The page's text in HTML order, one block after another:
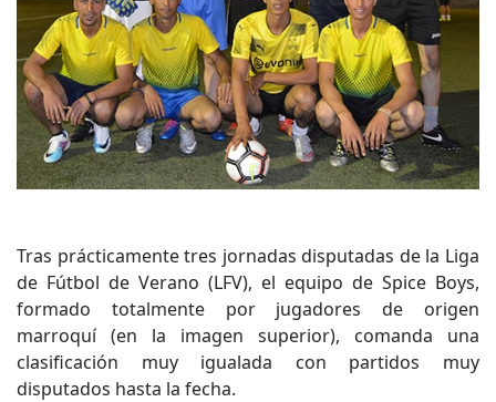
Tras prácticamente tres jornadas disputadas de la Liga
de Fútbol de Verano (LFV), el equipo de Spice Boys,
formado totalmente por jugadores de origen
marroquí (en la imagen superior), comanda una
clasificación muy igualada con partidos muy
disputados hasta la fecha.